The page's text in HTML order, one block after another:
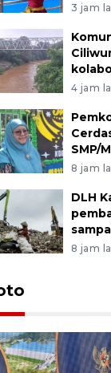
3 jam
4 jam
SMP/
8 jam
DLH
8 jam